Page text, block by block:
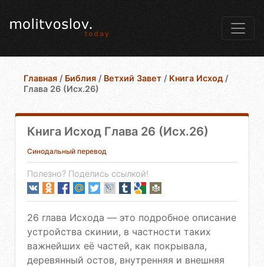
Главная / Библия / Ветхий Завет / Книга Исход /
Глава 26 (Исх.26)
Книга Исход Глава 26 (Исх.26)
Синодальный перевод
Полезно? Поделись ссылкой!
26 глава Исхода — это подробное описание
устройства скинии, в частности таких
важнейших её частей, как покрывала,
деревянный остов, внутренняя и внешняя